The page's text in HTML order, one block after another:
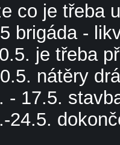
co je třeba
brigáda -
je třeba
nátěry
- 17.5.
24.5.